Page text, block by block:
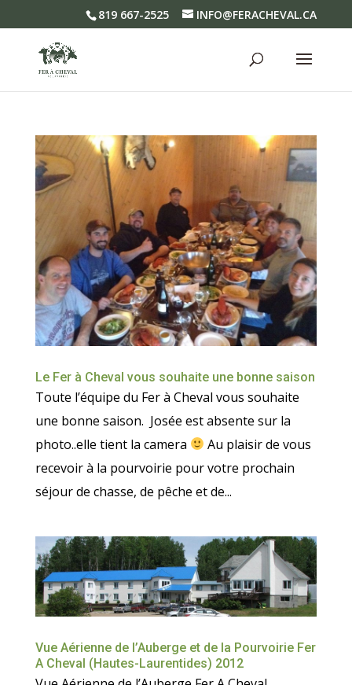
819 667-2525 INFO@FERACHEVAL.CA
Le Fer à Cheval vous souhaite une bonne saison
Toute l’équipe du Fer à Cheval vous souhaite
une bonne saison. Josée est absente sur la
photo..elle tient la camera
Au plaisir de vous
recevoir à la pourvoirie pour votre prochain
séjour de chasse, de pêche et de...
Vue Aérienne de l’Auberge et de la Pourvoirie Fer
A Cheval (Hautes-Laurentides) 2012